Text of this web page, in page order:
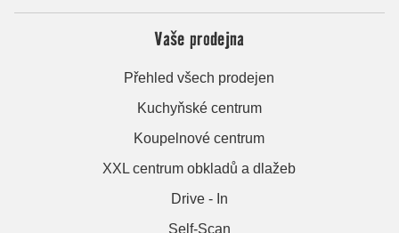
Vaše prodejna
Přehled všech prodejen
Kuchyňské centrum
Koupelnové centrum
XXL centrum obkladů a dlažeb
Drive - In
Self-Scan